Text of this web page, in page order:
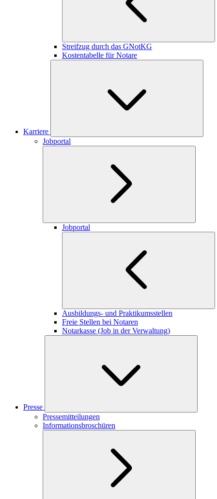
Streifzug durch das GNotKG
Kostentabelle für Notare
Karriere
Jobportal
Jobportal
Ausbildungs- und Praktikumsstellen
Freie Stellen bei Notaren
Notarkasse (Job in der Verwaltung)
Presse
Pressemitteilungen
Informationsbroschüren